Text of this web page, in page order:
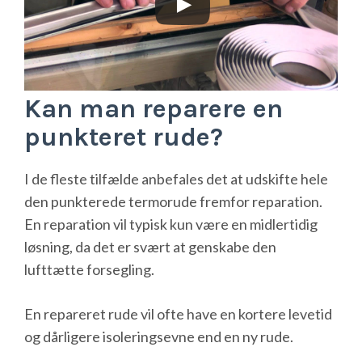
Kan man reparere en
punkteret rude?
I de fleste tilfælde anbefales det at udskifte hele
den punkterede termorude fremfor reparation.
En reparation vil typisk kun være en midlertidig
løsning, da det er svært at genskabe den
lufttætte forsegling.
En repareret rude vil ofte have en kortere levetid
og dårligere isoleringsevne end en ny rude.